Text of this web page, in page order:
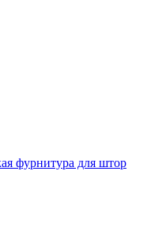
фурнитура для штор